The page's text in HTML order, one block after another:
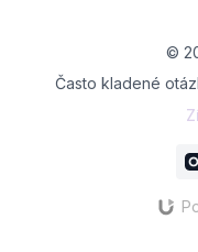
©
Často kladené